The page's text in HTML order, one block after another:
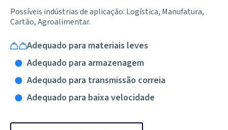
Possíveis indústrias de aplicação: Logística, Manufatura,
Cartão, Agroalimentar.
Adequado para materiais leves
Adequado para armazenagem
Adequado para transmissão correia
Adequado para baixa velocidade